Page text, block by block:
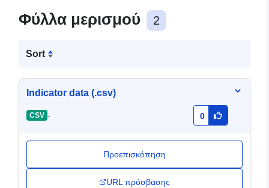
Φύλλα μερισμού 2
Sort
Indicator data (.csv)
CSV - 0
Προεπισκόπηση
URL πρόσβασης